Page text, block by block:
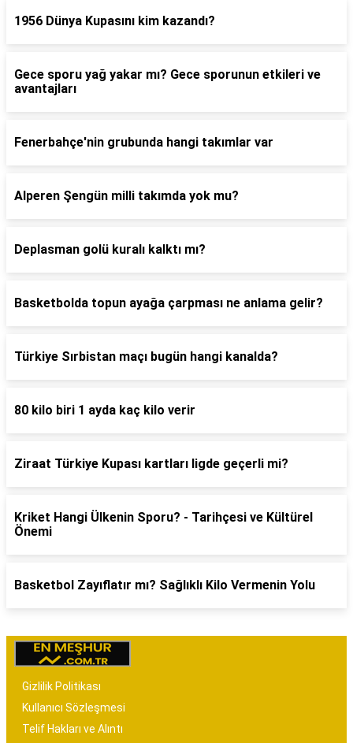
1956 Dünya Kupasını kim kazandı?
Gece sporu yağ yakar mı? Gece sporunun etkileri ve
avantajları
Fenerbahçe'nin grubunda hangi takımlar var
Alperen Şengün milli takımda yok mu?
Deplasman golü kuralı kalktı mı?
Basketbolda topun ayağa çarpması ne anlama gelir?
Türkiye Sırbistan maçı bugün hangi kanalda?
80 kilo biri 1 ayda kaç kilo verir
Ziraat Türkiye Kupası kartları ligde geçerli mi?
Kriket Hangi Ülkenin Sporu? - Tarihçesi ve Kültürel
Önemi
Basketbol Zayıflatır mı? Sağlıklı Kilo Vermenin Yolu
Gizlilik Politikası
Kullanıcı Sözleşmesi
Telif Hakları ve Alıntı